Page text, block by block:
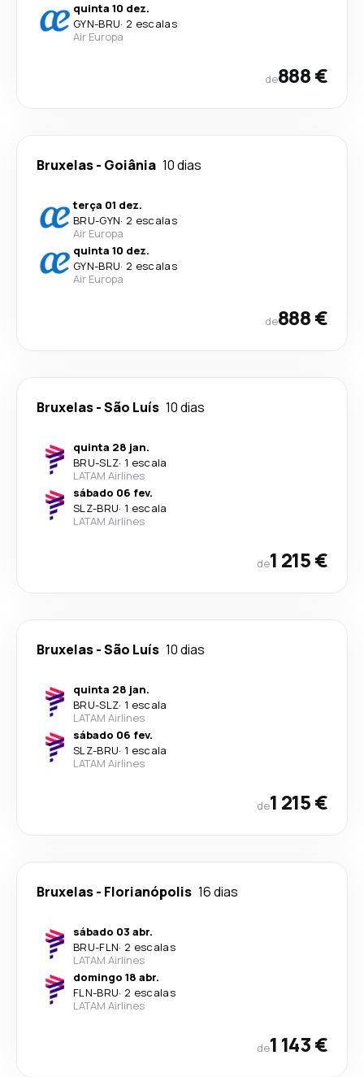
quinta 10 dez.
GYN-BRU· 2 escalas
Air Europa
de888 €
Bruxelas- Goiânia 10 dias
terça 01 dez.
BRU-GYN· 2 escalas
Air Europa
quinta 10 dez.
GYN-BRU· 2 escalas
Air Europa
de888 €
Bruxelas-São Luís 10 dias
quinta 28 jan.
BRU-SLZ· 1 escala
LATAM Airlines
sábado 06 fev.
SLZ-BRU· 1 escala
LATAM Airlines
de1 215 €
Bruxelas-São Luís 10 dias
quinta 28 jan.
BRU-SLZ· 1 escala
LATAM Airlines
sábado 06 fev.
SLZ-BRU· 1 escala
LATAM Airlines
de1 215 €
Bruxelas- Florianópolis 16 dias
sábado 03 abr.
BRU-FLN· 2 escalas
LATAM Airlines
domingo 18 abr.
FLN-BRU· 2 escalas
LATAM Airlines
de1 143 €